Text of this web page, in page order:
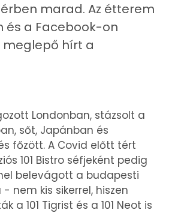
marad. Az étterem
és a Facebook-on
hírt a
Londonban, stázsolt a
sőt, Japánban és
főzött. A Covid előtt tért
101 Bistro séfjeként pedig
belevágott a budapesti
nem kis sikerrel, hiszen
a 101 Tigrist és a 101 Neot is